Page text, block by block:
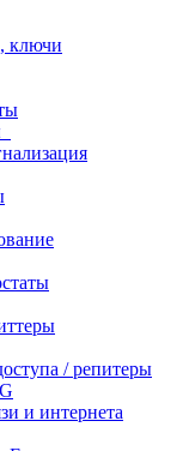
ключи
/ репитеры
и интернета